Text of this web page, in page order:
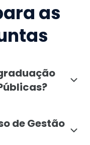
as
de Gestão